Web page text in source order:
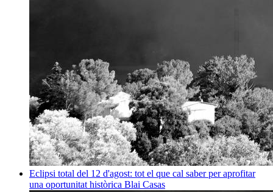
Eclipsi total del 12 d'agost: tot el que cal saber per aprofitar
una oportunitat històrica Blai Casas